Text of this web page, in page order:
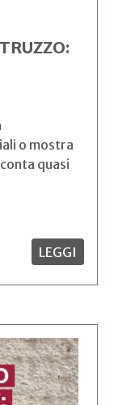
o mostra
quasi
LEGGI